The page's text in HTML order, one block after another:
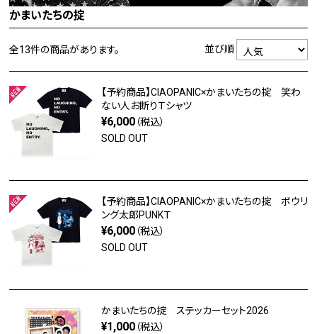
かまいたちの掟
全13件の商品があります。 並び順
【予約商品】CIAOPANIC×かまいたちの掟 笑わ
ない人お断りＴシャツ
¥6,000 （税込）
SOLD OUT
【予約商品】CIAOPANIC×かまいたちの掟 ボウリ
ング太郎PUNKＴ
¥6,000 （税込）
SOLD OUT
かまいたちの掟 ステッカーセット2026
¥1,000 （税込）